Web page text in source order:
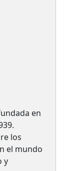
en
los
el mundo
y